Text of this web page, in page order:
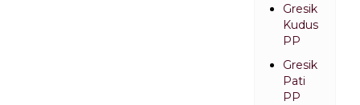
Gresik
Kudus
PP
Gresik
Pati
PP